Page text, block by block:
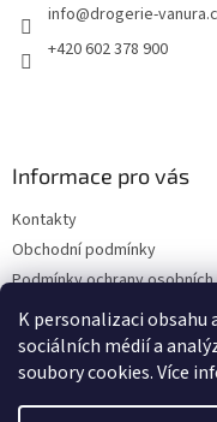
K personalizaci
sociálních médií a
soubory cookies. Více
info@drogerie-
+420 602 378 900
Informace pro vás
Kontakty
Obchodní podmínky
Podmínky ochrany osobních
Dodací a platební podmínky